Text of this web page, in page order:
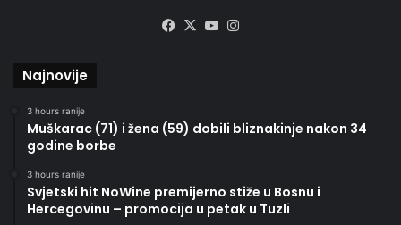
Facebook
X YouTube
Najnovije
3 hours ranije
Muškarac (71) i žena (59) dobili bliznakinje nakon 34
godine borbe
3 hours ranije
Svjetski hit NoWine premijerno stiže u Bosnu i
Hercegovinu – promocija u petak u Tuzli